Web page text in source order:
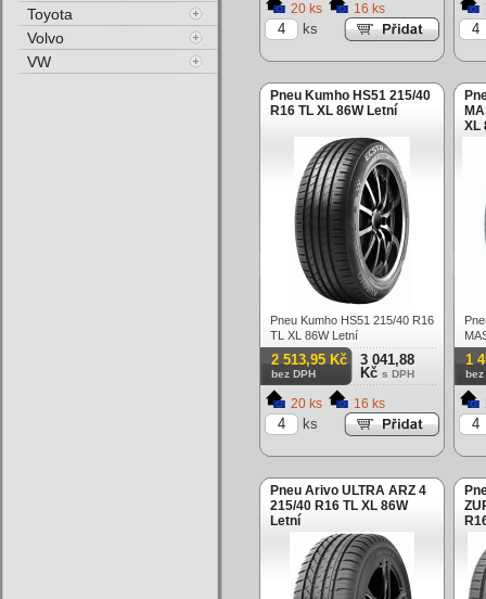
20 ks 16 ks
ks
Pneu Kumho HS51 215/40
R16 TL XL 86W Letní
Pneu Kumho HS51 215/40 R16
TL XL 86W Letní
2 513,95 Kč
bez DPH
3 041,88
Kč s DPH
20 ks 16 ks
ks
XL
1
bez
Pneu Arivo ULTRA ARZ 4
215/40 R16 TL XL 86W
Letní
Toyota
Volvo
VW